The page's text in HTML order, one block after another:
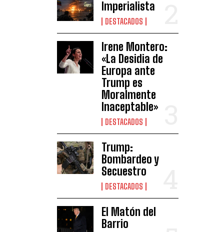
Imperialista
DESTACADOS
Irene Montero:
«La Desidia de
Europa ante
Trump es
Moralmente
Inaceptable»
DESTACADOS
Trump:
Bombardeo y
Secuestro
DESTACADOS
El Matón del
Barrio